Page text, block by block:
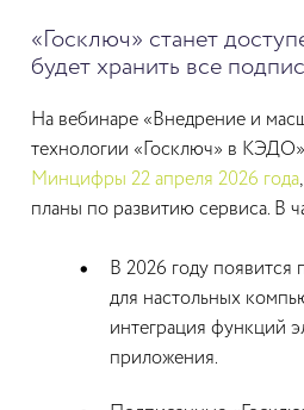
«Госключ» станет
будет хранить все
На вебинаре «Внедрение и
технологии «Госключ» в
Минцифры 22 апреля 2026 года
планы по развитию сервиса. В
В 2026 году появится
для настольных
интеграция функций
приложения.